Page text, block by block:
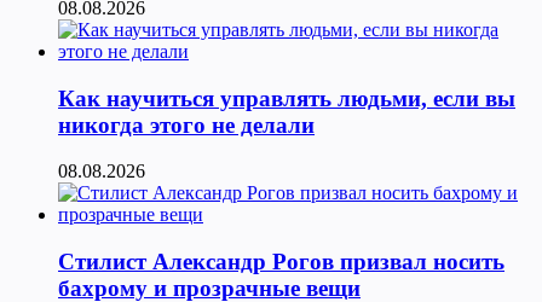
08.08.2026
Как научиться управлять людьми, если вы
никогда этого не делали
08.08.2026
Стилист Александр Рогов призвал носить
бахрому и прозрачные вещи